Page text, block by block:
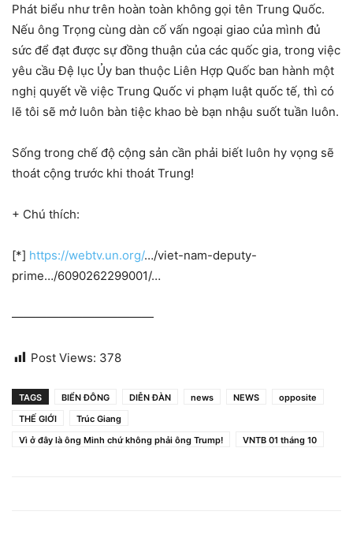
Phát biểu như trên hoàn toàn không gọi tên Trung Quốc.
Nếu ông Trọng cùng dàn cố vấn ngoại giao của mình đủ
sức để đạt được sự đồng thuận của các quốc gia, trong việc
yêu cầu Đệ lục Ủy ban thuộc Liên Hợp Quốc ban hành một
nghị quyết về việc Trung Quốc vi phạm luật quốc tế, thì có
lẽ tôi sẽ mở luôn bàn tiệc khao bè bạn nhậu suốt tuần luôn.
Sống trong chế độ cộng sản cần phải biết luôn hy vọng sẽ
thoát cộng trước khi thoát Trung!
+ Chú thích:
[*] https://webtv.un.org/…/viet-nam-deputy-
prime…/6090262299001/…
————————————
Post Views: 378
TAGS BIỂN ĐÔNG DIỄN ĐÀN news NEWS
opposite
THẾ GIỚI
Trúc Giang
Vì ở đây là ông Minh chứ không phải ông Trump!
VNTB 01 tháng 10